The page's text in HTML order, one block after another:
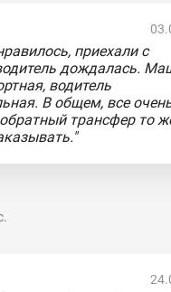
приехали с
дождалась.
водитель
В общем, все
трансфер то